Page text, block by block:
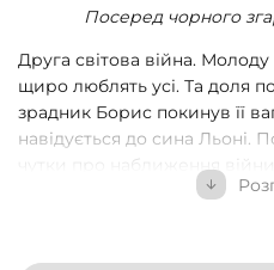
Посеред чорного
Друга світова війна.
щиро люблять усі. Та доля
зрадник Борис покинув її
навідується до сина Льоні.
чутки про наближення
стали реальністю. Марія з